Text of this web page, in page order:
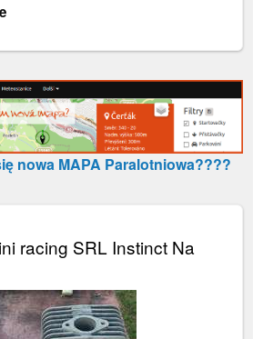
nowa MAPA Paralotniowa????
racing SRL Instinct Na